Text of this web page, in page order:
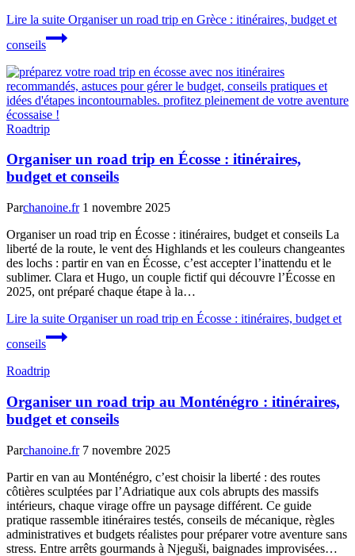
Lire la suite Organiser un road trip en Grèce : itinéraires, budget et
conseils
Roadtrip
Organiser un road trip en Écosse : itinéraires,
budget et conseils
Parchanoine.fr 1 novembre 2025
Organiser un road trip en Écosse : itinéraires, budget et conseils La
liberté de la route, le vent des Highlands et les couleurs changeantes
des lochs : partir en van en Écosse, c’est accepter l’inattendu et le
sublimer. Clara et Hugo, un couple fictif qui découvre l’Écosse en
2025, ont préparé chaque étape à la…
Lire la suite Organiser un road trip en Écosse : itinéraires, budget et
conseils
Roadtrip
Organiser un road trip au Monténégro : itinéraires,
budget et conseils
Parchanoine.fr 7 novembre 2025
Partir en van au Monténégro, c’est choisir la liberté : des routes
côtières sculptées par l’Adriatique aux cols abrupts des massifs
intérieurs, chaque virage offre un paysage différent. Ce guide
pratique rassemble itinéraires testés, conseils de mécanique, règles
administratives et budgets réalistes pour préparer votre aventure sans
stress. Entre arrêts gourmands à Njeguši, baignades improvisées…